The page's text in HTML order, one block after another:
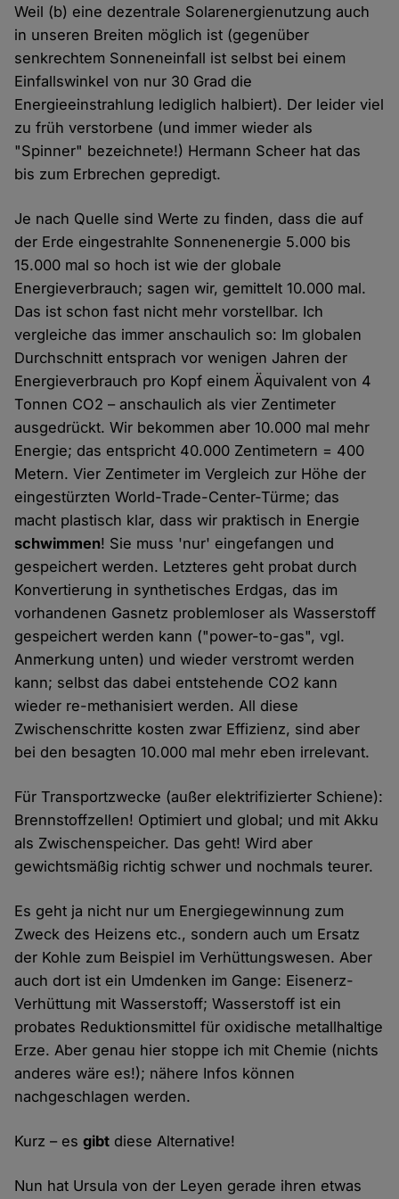
Weil (b) eine dezentrale Solarenergienutzung auch
in unseren Breiten möglich ist (gegenüber
senkrechtem Sonneneinfall ist selbst bei einem
Einfallswinkel von nur 30 Grad die
Energieeinstrahlung lediglich halbiert). Der leider viel
zu früh verstorbene (und immer wieder als
"Spinner" bezeichnete!) Hermann Scheer hat das
bis zum Erbrechen gepredigt.
Je nach Quelle sind Werte zu finden, dass die auf
der Erde eingestrahlte Sonnenenergie 5.000 bis
15.000 mal so hoch ist wie der globale
Energieverbrauch; sagen wir, gemittelt 10.000 mal.
Das ist schon fast nicht mehr vorstellbar. Ich
vergleiche das immer anschaulich so: Im globalen
Durchschnitt entsprach vor wenigen Jahren der
Energieverbrauch pro Kopf einem Äquivalent von 4
Tonnen CO2 – anschaulich als vier Zentimeter
ausgedrückt. Wir bekommen aber 10.000 mal mehr
Energie; das entspricht 40.000 Zentimetern = 400
Metern. Vier Zentimeter im Vergleich zur Höhe der
eingestürzten World-Trade-Center-Türme; das
macht plastisch klar, dass wir praktisch in Energie
schwimmen! Sie muss 'nur' eingefangen und
gespeichert werden. Letzteres geht probat durch
Konvertierung in synthetisches Erdgas, das im
vorhandenen Gasnetz problemloser als Wasserstoff
gespeichert werden kann ("power-to-gas", vgl.
Anmerkung unten) und wieder verstromt werden
kann; selbst das dabei entstehende CO2 kann
wieder re-methanisiert werden. All diese
Zwischenschritte kosten zwar Effizienz, sind aber
bei den besagten 10.000 mal mehr eben irrelevant.
Für Transportzwecke (außer elektrifizierter Schiene):
Brennstoffzellen! Optimiert und global; und mit Akku
als Zwischenspeicher. Das geht! Wird aber
gewichtsmäßig richtig schwer und nochmals teurer.
Es geht ja nicht nur um Energiegewinnung zum
Zweck des Heizens etc., sondern auch um Ersatz
der Kohle zum Beispiel im Verhüttungswesen. Aber
auch dort ist ein Umdenken im Gange: Eisenerz-
Verhüttung mit Wasserstoff; Wasserstoff ist ein
probates Reduktionsmittel für oxidische metallhaltige
Erze. Aber genau hier stoppe ich mit Chemie (nichts
anderes wäre es!); nähere Infos können
nachgeschlagen werden.
Kurz – esgibt diese Alternative!
Nun hat Ursula von der Leyen gerade ihren etwas